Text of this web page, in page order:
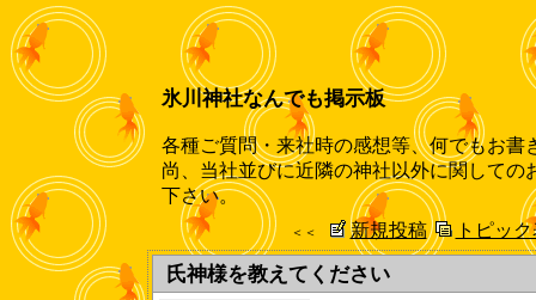
氷川神社なんでも掲示板
各種ご質問・来社時の感想等、何でもお書
尚、当社並びに近隣の神社以外に関して
下さい。
＜＜ 新規投稿 トピッ
氏神様を教えてください